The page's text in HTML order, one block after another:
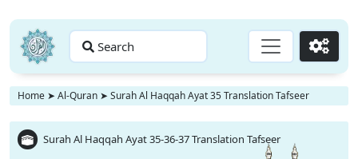
Search Go
Home ➤ Al-Quran ➤ Surah Al Haqqah Ayat 35 Translation Tafseer
Surah Al Haqqah Ayat 35-36-37 Translation Tafseer